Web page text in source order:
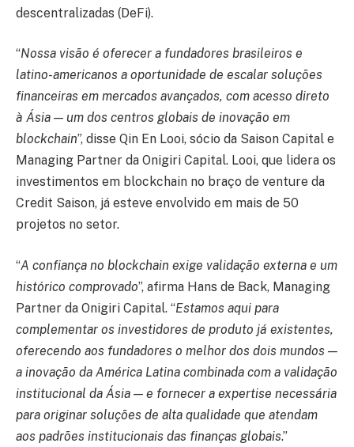
descentralizadas (DeFi).
“Nossa visão é oferecer a fundadores brasileiros e
latino-americanos a oportunidade de escalar soluções
financeiras em mercados avançados, com acesso direto
à Ásia — um dos centros globais de inovação em
blockchain”, disse Qin En Looi, sócio da Saison Capital e
Managing Partner da Onigiri Capital. Looi, que lidera os
investimentos em blockchain no braço de venture da
Credit Saison, já esteve envolvido em mais de 50
projetos no setor.
“A confiança no blockchain exige validação externa e um
histórico comprovado”, afirma Hans de Back, Managing
Partner da Onigiri Capital. “Estamos aqui para
complementar os investidores de produto já existentes,
oferecendo aos fundadores o melhor dos dois mundos —
a inovação da América Latina combinada com a validação
institucional da Ásia — e fornecer a expertise necessária
para originar soluções de alta qualidade que atendam
aos padrões institucionais das finanças globais.”